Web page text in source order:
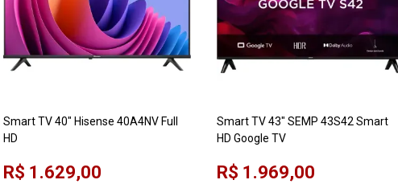
Smart TV 40" Hisense 40A4NV Full
HD
R$ 1.629,00
Smart TV 43" SEMP 43S42 Smart
HD Google TV
R$ 1.969,00